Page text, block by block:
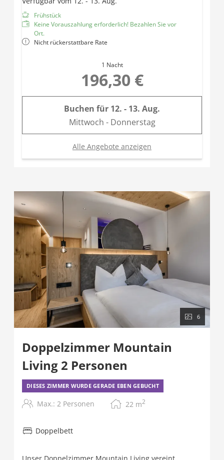
Frühstück
Keine Vorauszahlung erforderlich! Bezahlen Sie vor
Ort.
Nicht rückerstattbare Rate
1 Nacht
196,30 €
Buchen für 12. - 13. Aug.
Mittwoch - Donnerstag
Alle Angebote anzeigen
6
Doppelzimmer Mountain
Living 2 Personen
DIESES ZIMMER WURDE GERADE EBEN GEBUCHT
Max.: 2 Personen 22 m2
Doppelbett